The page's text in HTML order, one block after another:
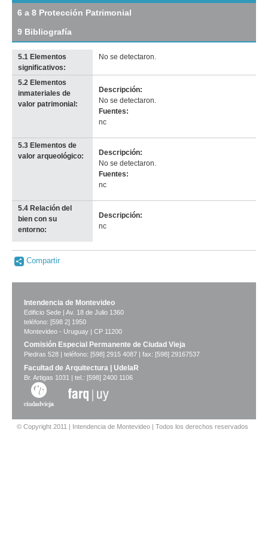
original
6 a 8 Protección Patrimonial
9 Bibliografía
5.1 Elementos
significativos:
No se detectaron.
5.2 Elementos
inmateriales de
valor patrimonial:
Descripción:
No se detectaron.
Fuentes:
nc
5.3 Elementos de
valor arqueológico:
Descripción:
No se detectaron.
Fuentes:
nc
5.4 Relación del
bien con su
entorno:
Descripción:
nc
Compartir
Intendencia de Montevideo
Edificio Sede | Av. 18 de Julio 1360
teléfono: [598 2] 1950
Montevideo - Uruguay | CP 11200
Comisión Especial Permanente de Ciudad Vieja
Piedras 528 | teléfono: [598] 2915 4087 | fax: [598] 29167537
Facultad de Arquitectura | UdelaR
Br. Artigas 1031 | tel.: [598] 2400 1106
© Copyright 2011 | Intendencia de Montevideo | Todos los derechos reservados